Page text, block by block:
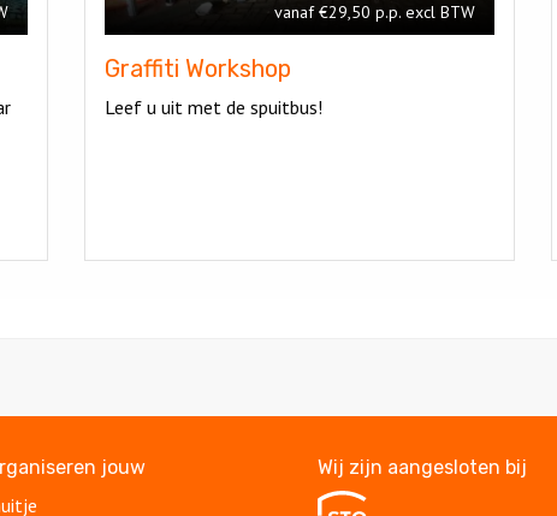
vanaf €29,50 p.p. excl BTW
Graffiti Workshop
Leef u uit met de spuitbus!
jouw Wij zijn aangesloten bij